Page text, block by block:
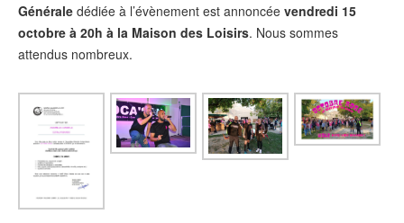
Générale dédiée à l’évènement est annoncée vendredi 15
octobre à 20h à la Maison des Loisirs. Nous sommes
attendus nombreux.